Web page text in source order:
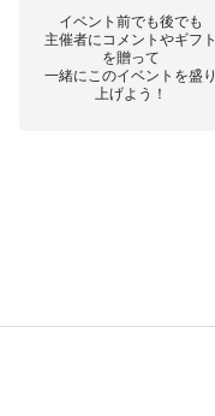
イベント前でも後でも
主催者にコメントやギフト
を贈って
一緒にこのイベントを盛り
上げよう！